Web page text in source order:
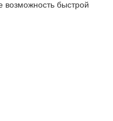
возможность быстрой